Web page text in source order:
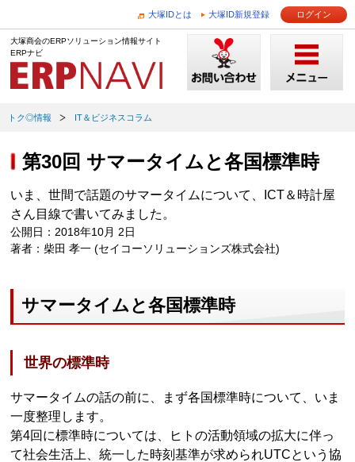
大塚IDとは 大塚ID新規登録 ログイン
大塚商会のERPソリューション情報サイト
ERPナビ
トク◎情報 IT＆ビジネスコラム
第30回 サマータイムと各国標準時
いま、世間で話題のサマータイムについて、ICT＆時計屋
さん目線で書いてみました。
公開日：2018年10月 2日
著者：柴田 孝一 (セイコーソリューションズ株式会社)
サマータイムと各国標準時
世界の標準時
サマータイムの話の前に、まず各国標準時について、いま
一度整理します。
第4回に標準時については、ヒトの活動領域の拡大に伴っ
て社会生活上、統一した時刻基準が求められUTCという協